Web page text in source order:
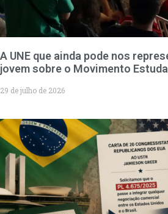
A UNE que ainda pode nos
jovem sobre o Movimento
29 de julho de 2026